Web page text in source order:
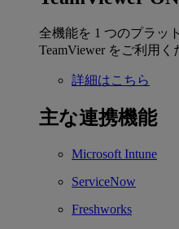
全機能を 1 つのプラッ
TeamViewer をご利用く
詳細はこちら
主な連携機能
Microsoft Intune
ServiceNow
Freshworks